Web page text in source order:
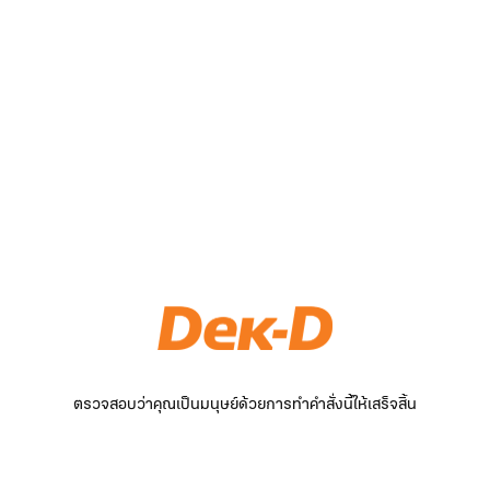
ตรวจสอบว่าคุณเป็นมนุษย์ด้วยการทำคำสั่งนี้ให้เสร็จสิ้น